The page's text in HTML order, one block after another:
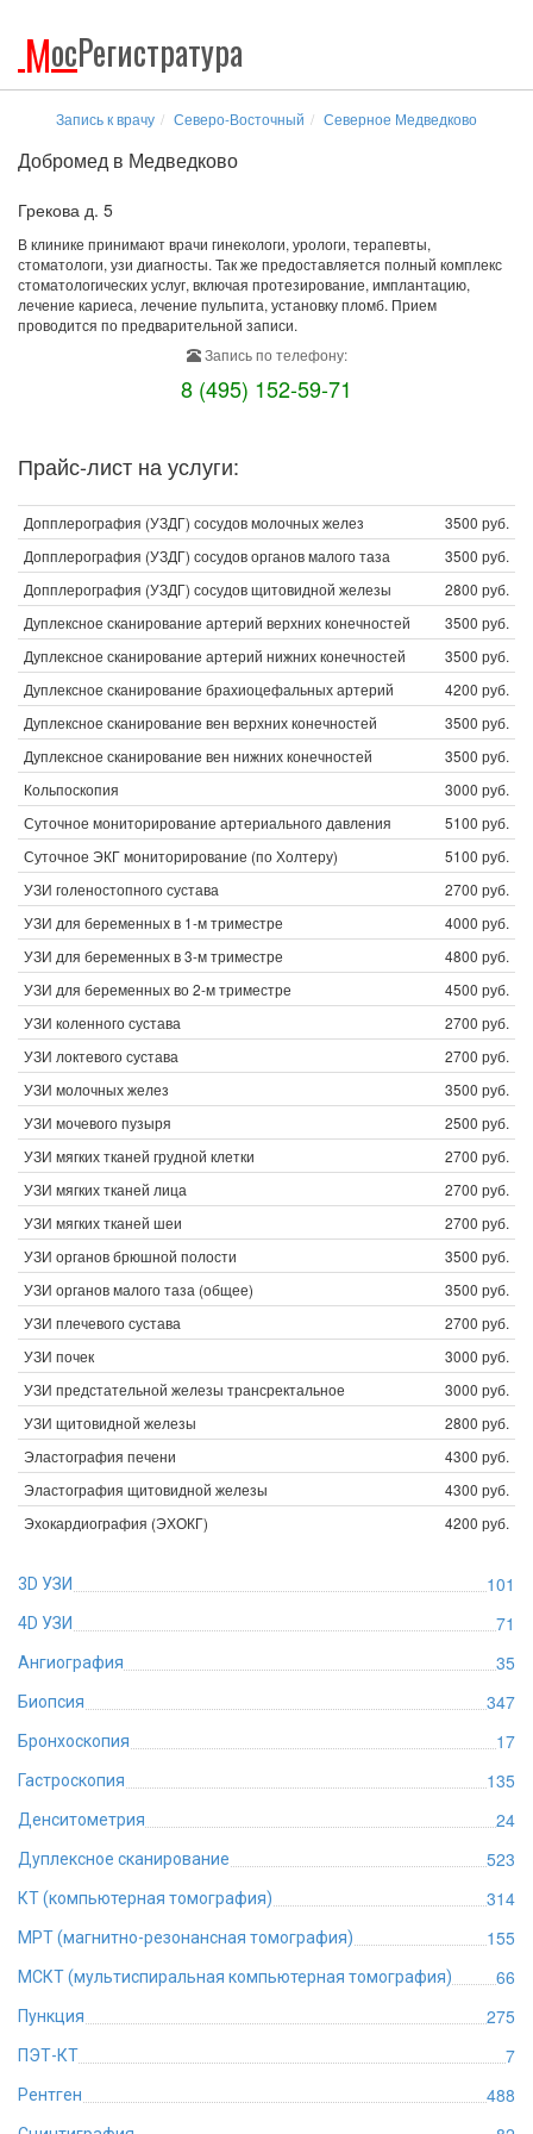
МосРегистратура
Запись к врачу Северо-Восточный Северное Медведково
Добромед в Медведково
Грекова д. 5
В клинике принимают врачи гинекологи, урологи, терапевты,
стоматологи, узи диагносты. Так же предоставляется полный комплекс
стоматологических услуг, включая протезирование, имплантацию,
лечение кариеса, лечение пульпита, установку пломб. Прием
проводится по предварительной записи.
Запись по телефону:
8 (495) 152-59-71
Прайс-лист на услуги:
Допплерография (УЗДГ) сосудов молочных желез
3500 руб.
Допплерография (УЗДГ) сосудов органов малого таза
3500 руб.
Допплерография (УЗДГ) сосудов щитовидной железы
2800 руб.
Дуплексное сканирование артерий верхних конечностей
3500 руб.
Дуплексное сканирование артерий нижних конечностей
3500 руб.
Дуплексное сканирование брахиоцефальных артерий
4200 руб.
Дуплексное сканирование вен верхних конечностей
3500 руб.
Дуплексное сканирование вен нижних конечностей
3500 руб.
Кольпоскопия
3000 руб.
Суточное мониторирование артериального давления
5100 руб.
Суточное ЭКГ мониторирование (по Холтеру)
5100 руб.
УЗИ голеностопного сустава
2700 руб.
УЗИ для беременных в 1-м триместре
4000 руб.
УЗИ для беременных в 3-м триместре
4800 руб.
УЗИ для беременных во 2-м триместре
4500 руб.
УЗИ коленного сустава
2700 руб.
УЗИ локтевого сустава
2700 руб.
УЗИ молочных желез
3500 руб.
УЗИ мочевого пузыря
2500 руб.
УЗИ мягких тканей грудной клетки
2700 руб.
УЗИ мягких тканей лица
2700 руб.
УЗИ мягких тканей шеи
2700 руб.
УЗИ органов брюшной полости
3500 руб.
УЗИ органов малого таза (общее)
3500 руб.
УЗИ плечевого сустава
2700 руб.
УЗИ почек
3000 руб.
УЗИ предстательной железы трансректальное
3000 руб.
УЗИ щитовидной железы
2800 руб.
Эластография печени
4300 руб.
Эластография щитовидной железы
4300 руб.
Эхокардиография (ЭХОКГ)
4200 руб.
3D УЗИ 101
4D УЗИ 71
Ангиография 35
Биопсия 347
Бронхоскопия 17
Гастроскопия 135
Денситометрия 24
Дуплексное сканирование 523
КТ (компьютерная томография) 314
МРТ (магнитно-резонансная томография) 155
МСКТ (мультиспиральная компьютерная томография) 66
Пункция 275
ПЭТ-КТ 7
Рентген 488